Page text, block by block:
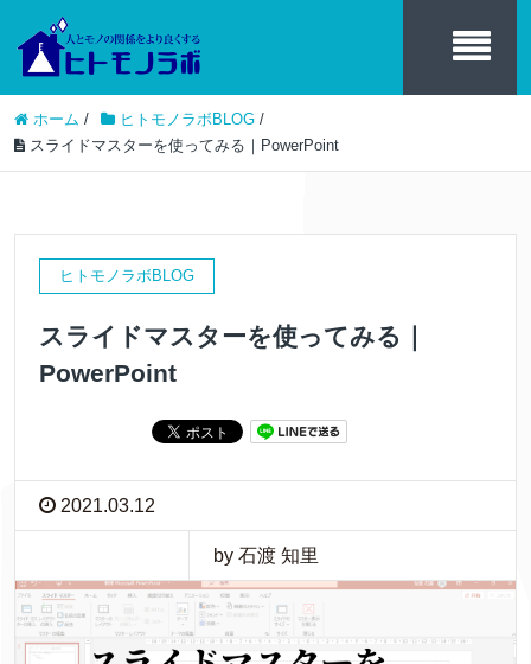
ホーム / ヒトモノラボBLOG /
スライドマスターを使ってみる｜PowerPoint
ヒトモノラボBLOG
スライドマスターを使ってみる｜
PowerPoint
2021.03.12
by 石渡 知里